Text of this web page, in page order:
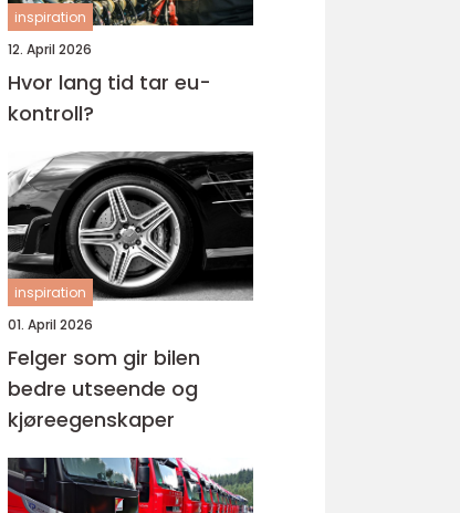
inspiration
12. April 2026
Hvor lang tid tar eu-
kontroll?
inspiration
01. April 2026
Felger som gir bilen
bedre utseende og
kjøreegenskaper